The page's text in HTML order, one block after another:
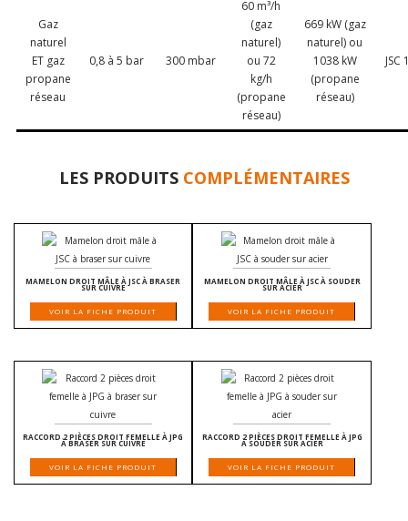
Gaz
naturel
ET gaz
propane
réseau
0,8 à 5 bar 300 mbar
60 m³/h
(gaz
naturel)
ou 72
kg/h
(propane
réseau)
669 kW (gaz
naturel) ou
1038 kW
(propane
réseau)
JSC
LES PRODUITS COMPLÉMENTAIRES
MAMELON DROIT MÂLE À JSC À BRASER
SUR CUIVRE
VOIR LA FICHE PRODUIT
MAMELON DROIT MÂLE À JSC À SOUDER
SUR ACIER
VOIR LA FICHE PRODUIT
RACCORD 2 PIÈCES DROIT FEMELLE À JPG
À BRASER SUR CUIVRE
VOIR LA FICHE PRODUIT
RACCORD 2 PIÈCES DROIT FEMELLE À JPG
À SOUDER SUR ACIER
VOIR LA FICHE PRODUIT